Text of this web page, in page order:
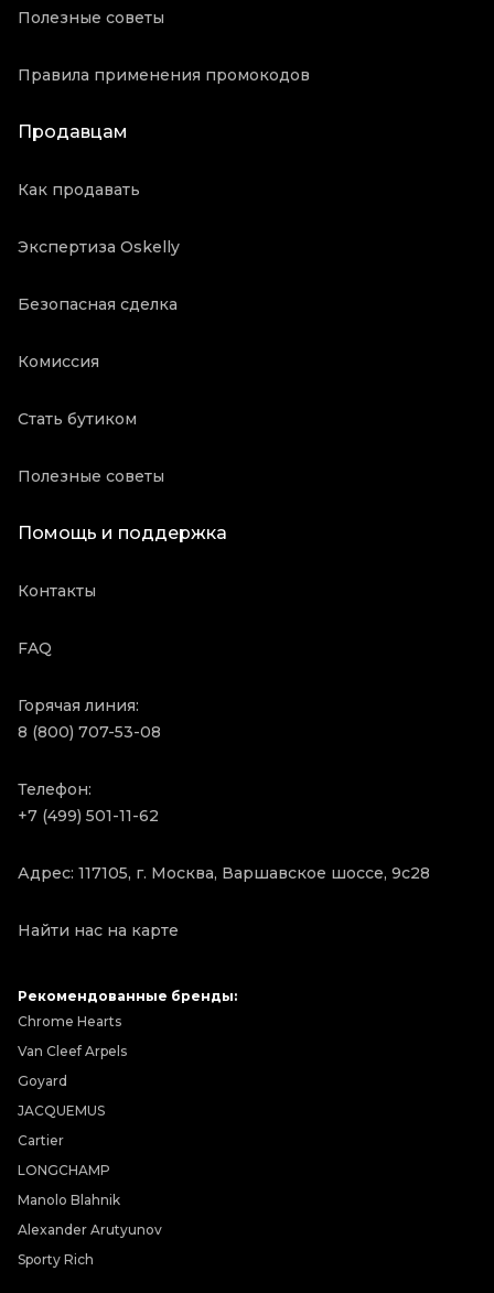
Полезные советы
Правила применения промокодов
Продавцам
Как продавать
Экспертиза Oskelly
Безопасная сделка
Комиссия
Стать бутиком
Полезные советы
Помощь и поддержка
Контакты
FAQ
Горячая линия:
8 (800) 707-53-08
Телефон:
+7 (499) 501-11-62
Адрес: 117105, г. Москва, Варшавское шоссе, 9с28
Найти нас на карте
Рекомендованные бренды:
Chrome Hearts
Van Cleef Arpels
Goyard
JACQUEMUS
Cartier
LONGCHAMP
Manolo Blahnik
Alexander Arutyunov
Sporty Rich